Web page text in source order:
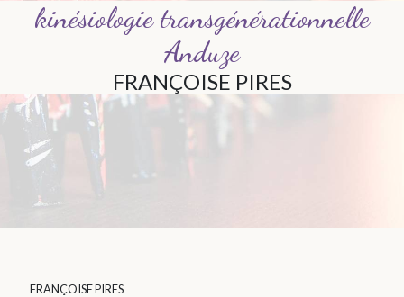
kinésiologie transgénérationnelle
Anduze
FRANÇOISE PIRES
FRANÇOISE PIRES